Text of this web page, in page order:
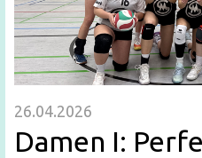
26.04.2026
Damen I: